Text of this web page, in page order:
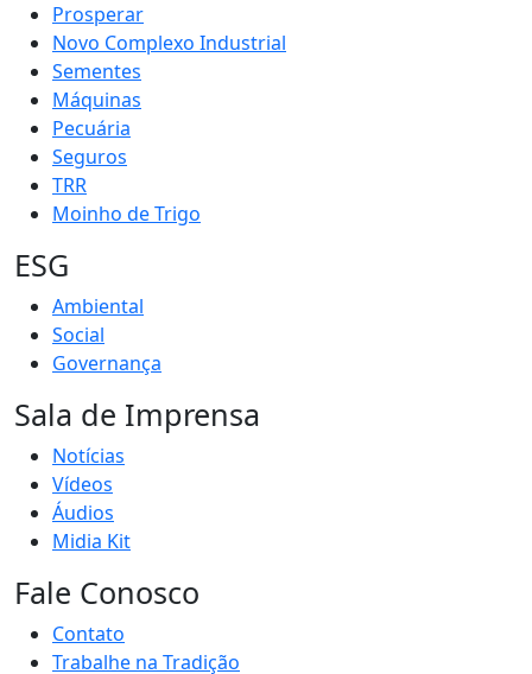
Prosperar
Novo Complexo Industrial
Sementes
Máquinas
Pecuária
Seguros
TRR
Moinho de Trigo
ESG
Ambiental
Social
Governança
Sala de Imprensa
Notícias
Vídeos
Áudios
Midia Kit
Fale Conosco
Contato
Trabalhe na Tradição